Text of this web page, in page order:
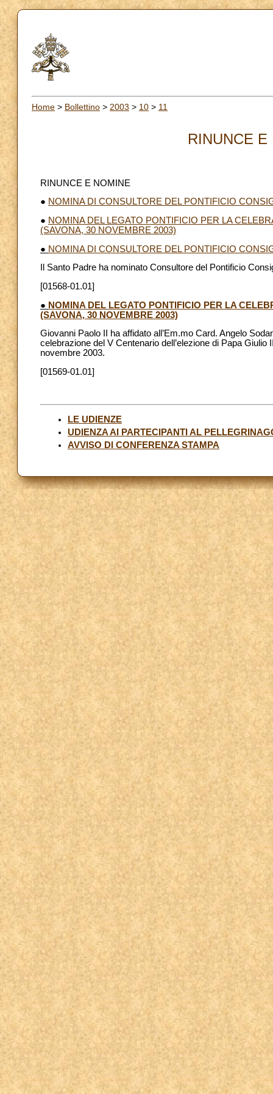
Home > Bollettino > 2003 > 10 > 11
RINUNCE E
RINUNCE E NOMINE
● NOMINA DI CONSULTORE DEL PONTIFICIO
● NOMINA DEL LEGATO PONTIFICIO PER LA
(SAVONA, 30 NOVEMBRE 2003)
● NOMINA DI CONSULTORE DEL PONTIFICIO
Il Santo Padre ha nominato Consultore del Pontificio
[01568-01.01]
● NOMINA DEL LEGATO PONTIFICIO PER LA
(SAVONA, 30 NOVEMBRE 2003)
Giovanni Paolo II ha affidato all’Em.mo Card. Angelo
celebrazione del V Centenario dell’elezione di Papa
novembre 2003.
[01569-01.01]
LE UDIENZE
UDIENZA AI PARTECIPANTI AL
AVVISO DI CONFERENZA STAMPA